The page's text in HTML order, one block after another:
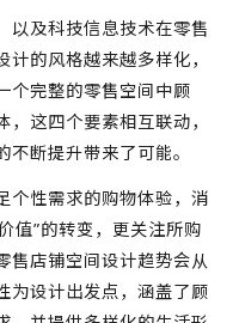
以及科技信息技术在零售
的风格越来越多样化，
个完整的零售空间中顾
这四个要素相互联动，
断提升带来了可能。
个性需求的购物体验，消
值”的转变，更关注所购
售店铺空间设计趋势会从
为设计出发点，涵盖了顾